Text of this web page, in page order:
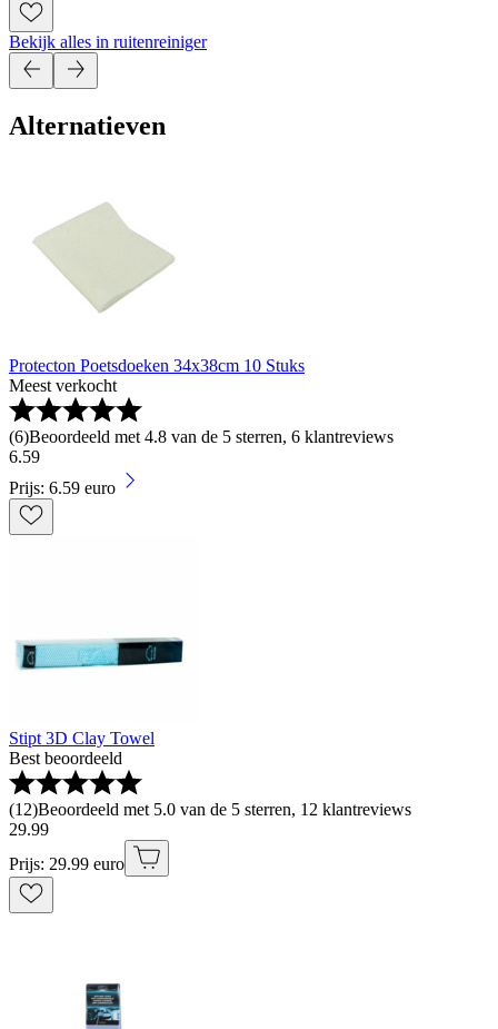
Bekijk alles in ruitenreiniger
Alternatieven
Protecton Poetsdoeken 34x38cm 10 Stuks
Meest verkocht
(6)Beoordeeld met 4.8 van de 5 sterren, 6 klantreviews
6.59
Prijs: 6.59 euro
Stipt 3D Clay Towel
Best beoordeeld
(12)Beoordeeld met 5.0 van de 5 sterren, 12 klantreviews
29.99
Prijs: 29.99 euro